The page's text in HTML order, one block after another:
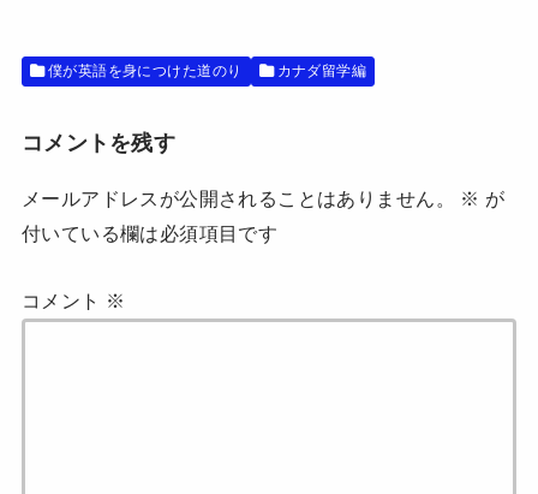
き
ま
す
し
い
ウ
ド
ウ
開
き
す
僕が英語を身につけた道のり カナダ留学編
コメントを残す
メールアドレスが公開されることはありません。 ※ が
付いている欄は必須項目です
コメント ※